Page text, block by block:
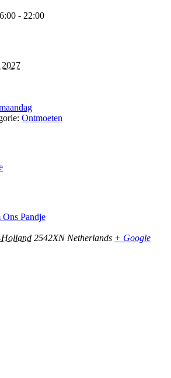
- 22:00
2027
Ontmoeten
Ons Pandje
2542XN Netherlands + Google